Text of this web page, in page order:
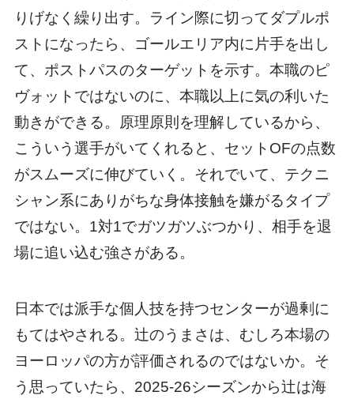
りげなく繰り出す。ライン際に切ってダプルポ
ストになったら、ゴールエリア内に片手を出し
て、ポストパスのターゲットを示す。本職のピ
ヴォットではないのに、本職以上に気の利いた
動きができる。原理原則を理解しているから、
こういう選手がいてくれると、セットOFの点数
がスムーズに伸びていく。それでいて、テクニ
シャン系にありがちな身体接触を嫌がるタイプ
ではない。1対1でガツガツぶつかり、相手を退
場に追い込む強さがある。
日本では派手な個人技を持つセンターが過剰に
もてはやされる。辻のうまさは、むしろ本場の
ヨーロッパの方が評価されるのではないか。そ
う思っていたら、2025-26シーズンから辻は海